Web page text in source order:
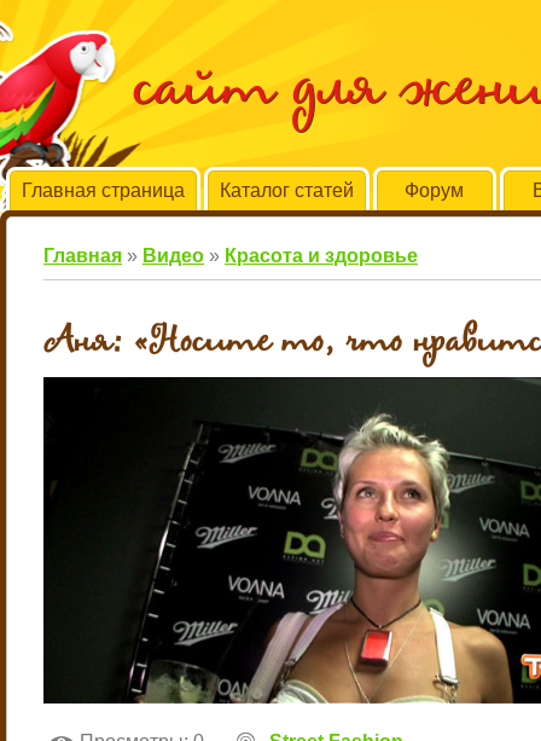
сайт для
Главная страница Каталог статей Форум
Главная » Видео » Красота и здоровье
Аня: «Носите то, что